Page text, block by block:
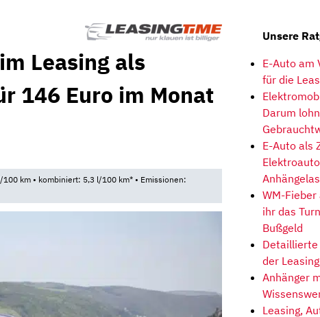
Leasing als
146 Euro im Monat
km • kombiniert: 5,3 l/100 km* • Emissionen:
Unsere
E-Auto am
für die
Darum
E-Auto als
WM-
ihr das
Bußgeld
Detaillierte
der
Anhänger
Leasing,